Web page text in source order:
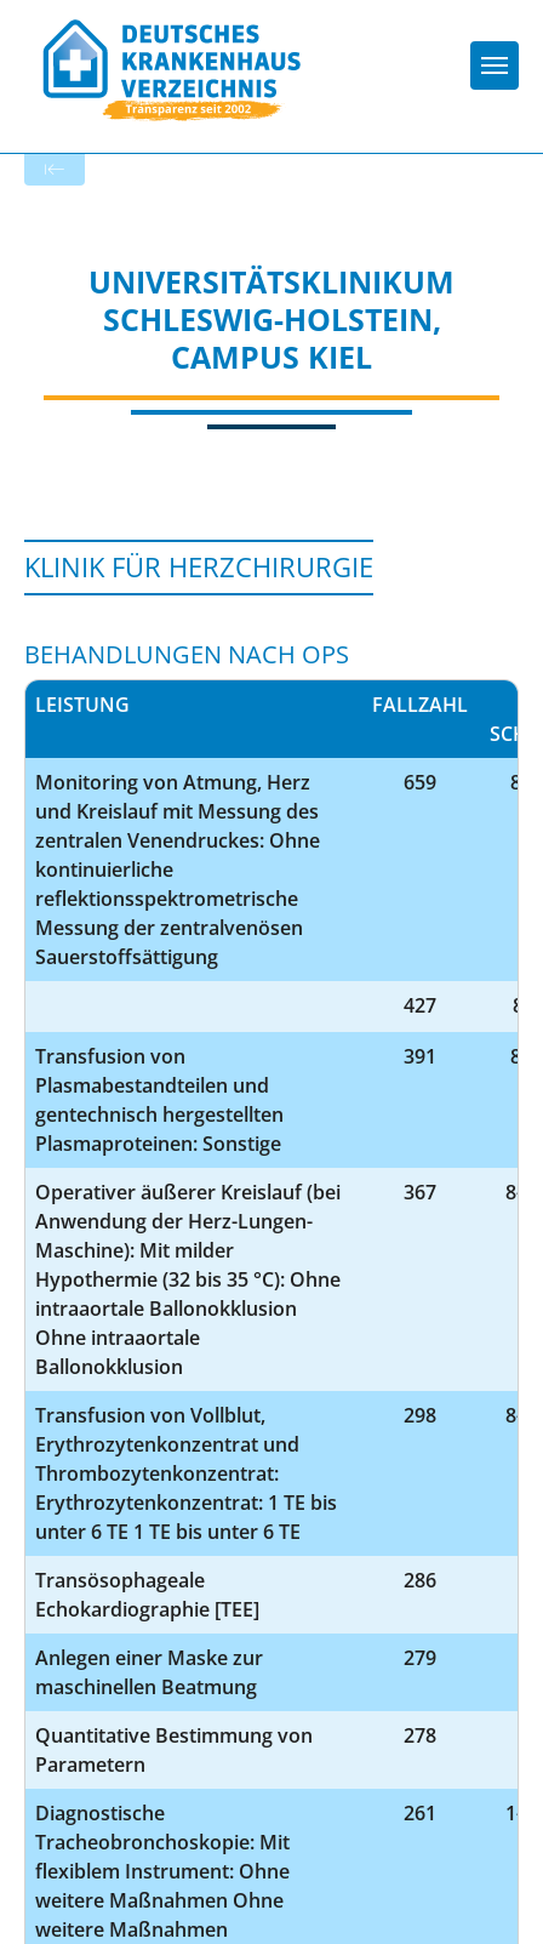
UNIVERSITÄTSKLINIKUM
SCHLESWIG-HOLSTEIN,
CAMPUS KIEL
KLINIK FÜR HERZCHIRURGIE
BEHANDLUNGEN NACH OPS
LEISTUNG FALLZAHL
Monitoring von Atmung, Herz
und Kreislauf mit Messung des
zentralen Venendruckes: Ohne
kontinuierliche
reflektionsspektrometrische
Messung der zentralvenösen
Sauerstoffsättigung
659 8-
427
8-
Transfusion von
Plasmabestandteilen und
gentechnisch hergestellten
Plasmaproteinen: Sonstige
391 8-
Operativer äußerer Kreislauf (bei
Anwendung der Herz-Lungen-
Maschine): Mit milder
Hypothermie (32 bis 35 °C): Ohne
intraaortale Ballonokklusion
Ohne intraaortale
Ballonokklusion
367 8-
Transfusion von Vollblut,
Erythrozytenkonzentrat und
Thrombozytenkonzentrat:
Erythrozytenkonzentrat: 1 TE bis
unter 6 TE 1 TE bis unter 6 TE
298 8-
Transösophageale
Echokardiographie [TEE]
286
Anlegen einer Maske zur
maschinellen Beatmung
279
Quantitative Bestimmung von
Parametern
278
Diagnostische
Tracheobronchoskopie: Mit
flexiblem Instrument: Ohne
weitere Maßnahmen Ohne
weitere Maßnahmen
261 1-